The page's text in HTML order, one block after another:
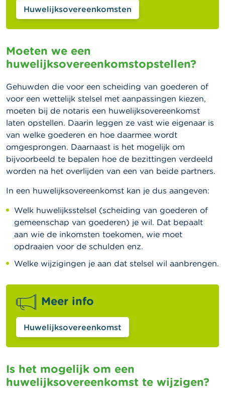
Huwelijksovereenkomsten
Moeten we een
huwelijksovereenkomstopstellen?
Gehuwden die voor een scheiding van goederen of
voor een wettelijk stelsel met aanpassingen kiezen,
moeten bij de notaris een huwelijksovereenkomst
laten opstellen. Daarin leggen ze vast wie eigenaar is
van welke goederen en hoe daarmee wordt
omgesprongen. Daarnaast is het mogelijk om
bijvoorbeeld te bepalen hoe de bezittingen verdeeld
worden na het overlijden van een van beide partners.
In een huwelijksovereenkomst kan je dus aangeven:
Welk huwelijksstelsel (scheiding van goederen of
gemeenschap van goederen) je wil. Dat bepaalt
aan wie de inkomsten toekomen, wie moet
opdraaien voor de schulden enz.
Welke wijzigingen je aan dat stelsel wil aanbrengen.
Meer info
Huwelijksovereenkomst
Is het mogelijk om een ​​
huwelijksovereenkomst te wijzigen?